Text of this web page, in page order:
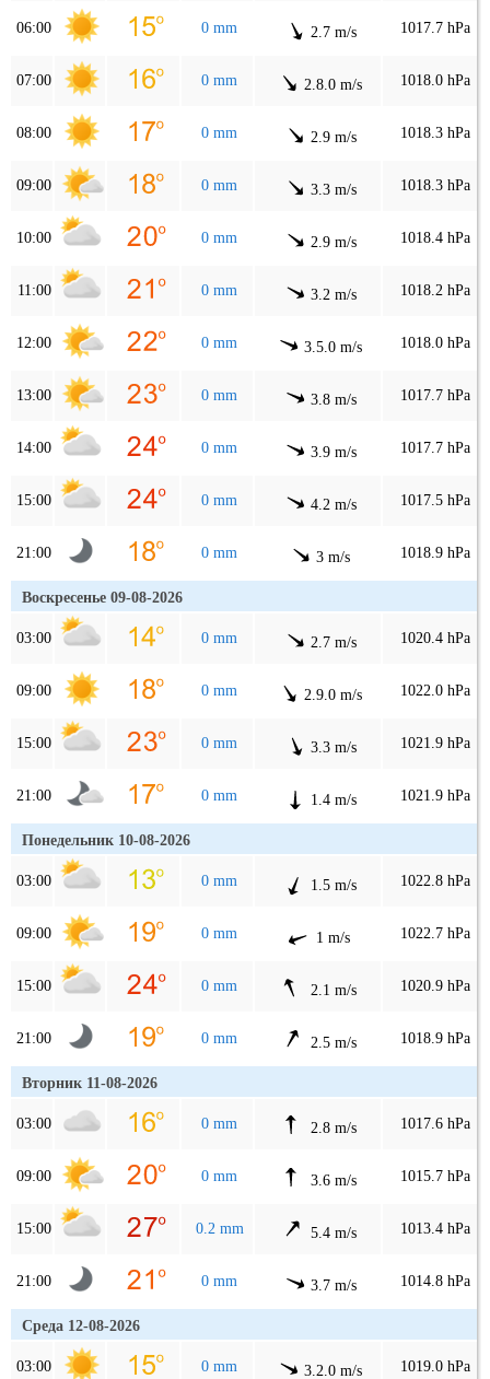
06:00 0 mm 2.7 m/s 1017.7 hPa
07:00 0 mm 2.8.0 m/s 1018.0 hPa
08:00 0 mm 2.9 m/s 1018.3 hPa
09:00 0 mm 3.3 m/s 1018.3 hPa
10:00 0 mm 2.9 m/s 1018.4 hPa
11:00 0 mm 3.2 m/s 1018.2 hPa
12:00 0 mm 3.5.0 m/s 1018.0 hPa
13:00 0 mm 3.8 m/s 1017.7 hPa
14:00 0 mm 3.9 m/s 1017.7 hPa
15:00 0 mm 4.2 m/s 1017.5 hPa
21:00 0 mm 3 m/s 1018.9 hPa
Воскресенье 09-08-2026
03:00 0 mm 2.7 m/s 1020.4 hPa
09:00 0 mm 2.9.0 m/s 1022.0 hPa
15:00 0 mm 3.3 m/s 1021.9 hPa
21:00 0 mm 1.4 m/s 1021.9 hPa
Понедельник 10-08-2026
03:00 0 mm 1.5 m/s 1022.8 hPa
09:00 0 mm 1 m/s 1022.7 hPa
15:00 0 mm 2.1 m/s 1020.9 hPa
21:00 0 mm 2.5 m/s 1018.9 hPa
Вторник 11-08-2026
03:00 0 mm 2.8 m/s 1017.6 hPa
09:00 0 mm 3.6 m/s 1015.7 hPa
15:00 0.2 mm 5.4 m/s 1013.4 hPa
21:00 0 mm 3.7 m/s 1014.8 hPa
Среда 12-08-2026
03:00 0 mm 3.2.0 m/s 1019.0 hPa